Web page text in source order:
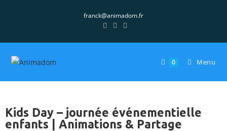
franck@animadom.fr
0 Menu
Kids Day – journée événementielle
enfants | Animations & Partage